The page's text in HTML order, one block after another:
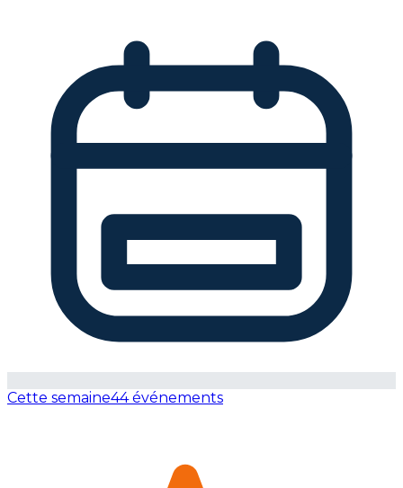
Cette semaine44 événements